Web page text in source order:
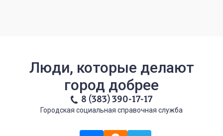
Люди, которые делают
город добрее
8 (383) 390-17-17
Городская социальная справочная служба